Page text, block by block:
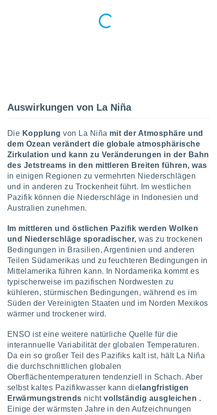
Auswirkungen von La Niña
Die Kopplung von La Niña mit der Atmosphäre und
dem Ozean verändert die globale atmosphärische
Zirkulation und kann zu Veränderungen in der Bahn
des Jetstreams in den mittleren Breiten führen, was
in einigen Regionen zu vermehrten Niederschlägen
und in anderen zu Trockenheit führt. Im westlichen
Pazifik können die Niederschläge in Indonesien und
Australien zunehmen.
Im mittleren und östlichen Pazifik werden Wolken
und Niederschläge sporadischer, was zu trockenen
Bedingungen in Brasilien, Argentinien und anderen
Teilen Südamerikas und zu feuchteren Bedingungen in
Mittelamerika führen kann. In Nordamerika kommt es
typischerweise im pazifischen Nordwesten zu
kühleren, stürmischen Bedingungen, während es im
Süden der Vereinigten Staaten und im Norden Mexikos
wärmer und trockener wird.
ENSO ist eine weitere natürliche Quelle für die
interannuelle Variabilität der globalen Temperaturen.
Da ein so großer Teil des Pazifiks kalt ist, hält La Niña
die durchschnittlichen globalen
Oberflächentemperaturen tendenziell in Schach. Aber
selbst kaltes Pazifikwasser kann die langfristigen
Erwärmungstrends nichtvollständig ausgleichen .
Einige der wärmsten Jahre in den Aufzeichnungen